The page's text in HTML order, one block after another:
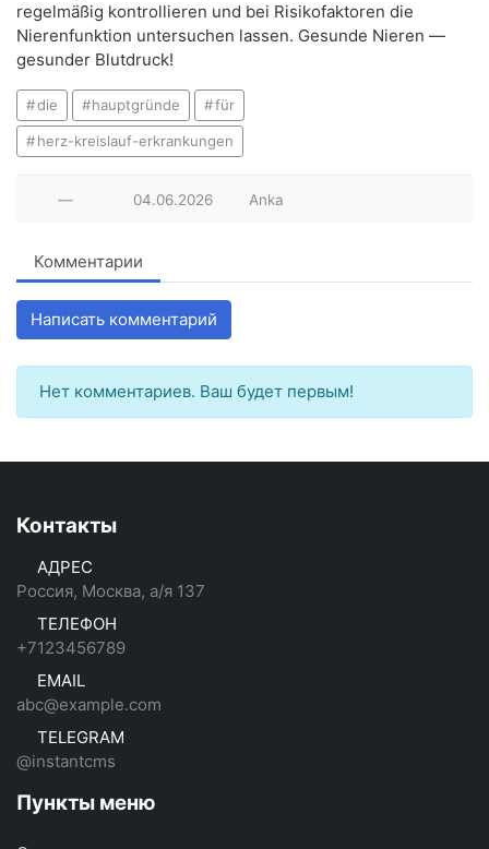
regelmäßig kontrollieren und bei Risikofaktoren die
Nierenfunktion untersuchen lassen. Gesunde Nieren —
gesunder Blutdruck!
die hauptgründe für
herz-kreislauf-erkrankungen
— 04.06.2026 Anka
Комментарии
Написать комментарий
Нет комментариев. Ваш будет первым!
Контакты
АДРЕС
Россия, Москва, а/я 137
ТЕЛЕФОН
+7123456789
EMAIL
abc@example.com
TELEGRAM
@instantcms
Пункты меню